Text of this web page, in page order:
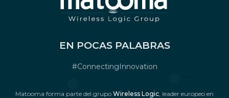
EN POCAS PALABRAS
#ConnectingInnovation
Matooma forma parte del grupo Wireless Logic , leader europeo en